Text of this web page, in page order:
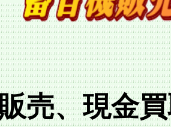
、現金買